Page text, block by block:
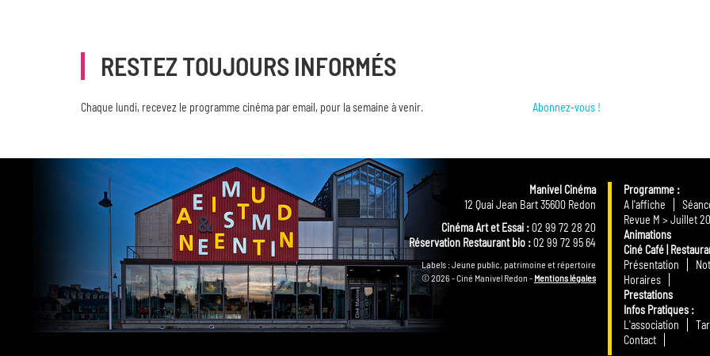
RESTEZ TOUJOURS INFORMÉS
Chaque lundi, recevez le programme cinéma par email, pour la semaine à venir. Abonnez-vous !
Manivel Cinéma
12 Quai Jean Bart 35600 Redon
Cinéma Art et Essai :02 99 72 28 20
Réservation Restaurant bio :02 99 72 95 64
Labels : Jeune public, patrimoine et répertoire
© 2026 - Ciné Manivel Redon - Mentions légales
Programme
A l'affiche
Revue M > Juillet
Animations
Ciné Café |
Présentation
Horaires
Prestations
Infos Pratiques
L'association
Contact